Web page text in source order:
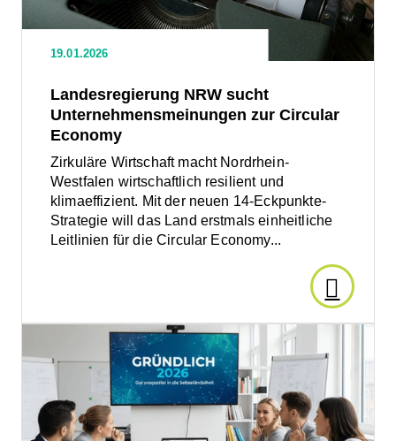
19.01.2026
Landesregierung NRW sucht
Unternehmensmeinungen zur Circular
Economy
Zirkuläre Wirtschaft macht Nordrhein-
Westfalen wirtschaftlich resilient und
klimaeffizient. Mit der neuen 14-Eckpunkte-
Strategie will das Land erstmals einheitliche
Leitlinien für die Circular Economy...
Den
Artikel
lesen:
GRÜNDlich
2026:
Gut